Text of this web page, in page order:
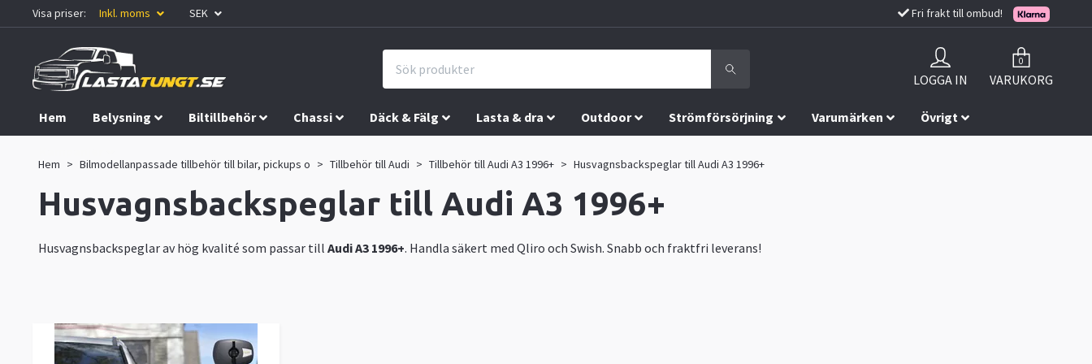
Visa priser: Inkl. moms SEK Fri frakt till ombud!
LOGGA IN
0
VARUKORG
Hem Belysning Biltillbehör Chassi Däck & Fälg Lasta & dra Outdoor Strömförsörjning Varumärken Övrigt
Hem Bilmodellanpassade tillbehör till bilar, pickups o Tillbehör till Audi Tillbehör till Audi A3 1996+ Husvagnsbackspeglar till Audi A3 1996+
Husvagnsbackspeglar till Audi A3 1996+
Husvagnsbackspeglar av hög kvalité som passar till Audi A3 1996+. Handla säkert med Qliro och Swish. Snabb och fraktfri leverans!